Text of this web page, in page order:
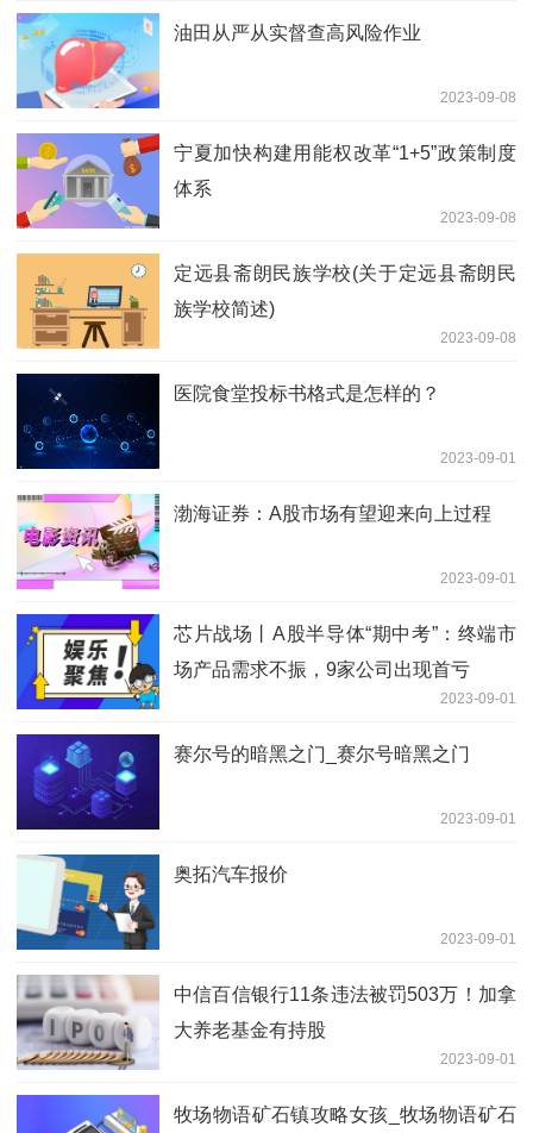
油田从严从实督查高风险作业
2023-09-08
宁夏加快构建用能权改革“1+5”政策制度
体系
2023-09-08
定远县斋朗民族学校(关于定远县斋朗民
族学校简述)
2023-09-08
医院食堂投标书格式是怎样的？
2023-09-01
渤海证券：A股市场有望迎来向上过程
2023-09-01
芯片战场丨A股半导体“期中考”：终端市
场产品需求不振，9家公司出现首亏
2023-09-01
赛尔号的暗黑之门_赛尔号暗黑之门
2023-09-01
奥拓汽车报价
2023-09-01
中信百信银行11条违法被罚503万！加拿
大养老基金有持股
2023-09-01
牧场物语矿石镇攻略女孩_牧场物语矿石